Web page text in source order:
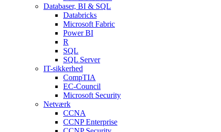
Databaser, BI & SQL
Databricks
Microsoft Fabric
Power BI
R
SQL
SQL Server
IT-sikkerhed
CompTIA
EC-Council
Microsoft Security
Netværk
CCNA
CCNP Enterprise